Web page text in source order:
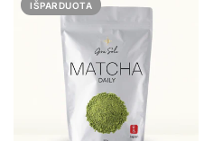
IŠPARDUOTA